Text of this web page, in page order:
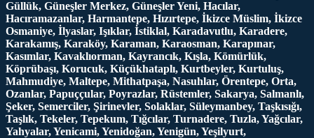
Güllük, Güneşler Merkez, Güneşler Yeni, Hacılar,
Hacıramazanlar, Harmantepe, Hızırtepe, İkizce Müslim, İkizce
Osmaniye, İlyaslar, Işıklar, İstiklal, Karadavutlu, Karadere,
Karakamış, Karaköy, Karaman, Karaosman, Karapınar,
Kasımlar, Kavaklıorman, Kayrancık, Kışla, Kömürlük,
Köprübaşı, Korucuk, Küçükhataplı, Kurtbeyler, Kurtuluş,
Mahmudiye, Maltepe, Mithatpaşa, Nasuhlar, Örentepe, Orta,
Ozanlar, Papuççular, Poyrazlar, Rüstemler, Sakarya, Salmanlı,
Şeker, Semerciler, Şirinevler, Solaklar, Süleymanbey, Taşkısığı,
Taşlık, Tekeler, Tepekum, Tığcılar, Turnadere, Tuzla, Yağcılar,
Yahyalar, Yenicami, Yenidoğan, Yenigün, Yeşilyurt,